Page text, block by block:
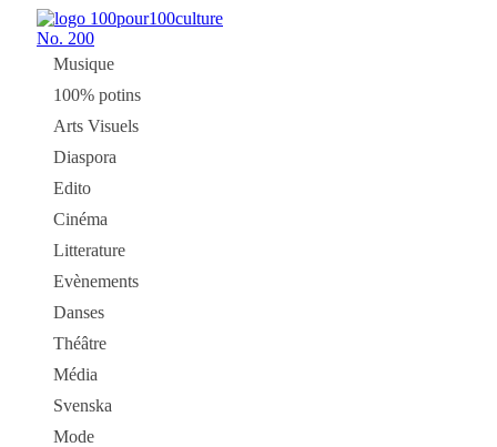
No. 200
Musique
100% potins
Arts Visuels
Diaspora
Edito
Cinéma
Litterature
Evènements
Danses
Théâtre
Média
Svenska
Mode